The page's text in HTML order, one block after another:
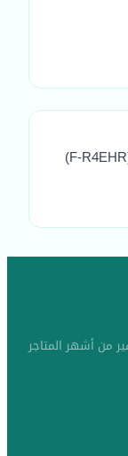
كود خصم القفاري للسجاد Kaffary هو (F-R4EHR)
من أشهر المتاجر